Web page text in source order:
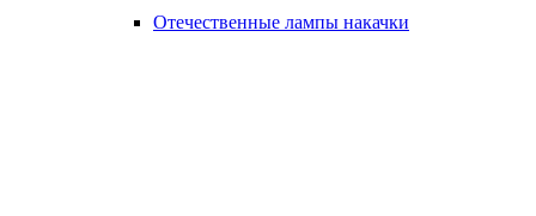
Отечественные лампы накачки